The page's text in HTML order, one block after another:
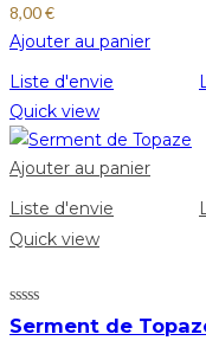
8,00€
Ajouter au panier
Liste d'envie
Quick view
Ajouter au panier
Liste d'envie
Quick view
Serment de